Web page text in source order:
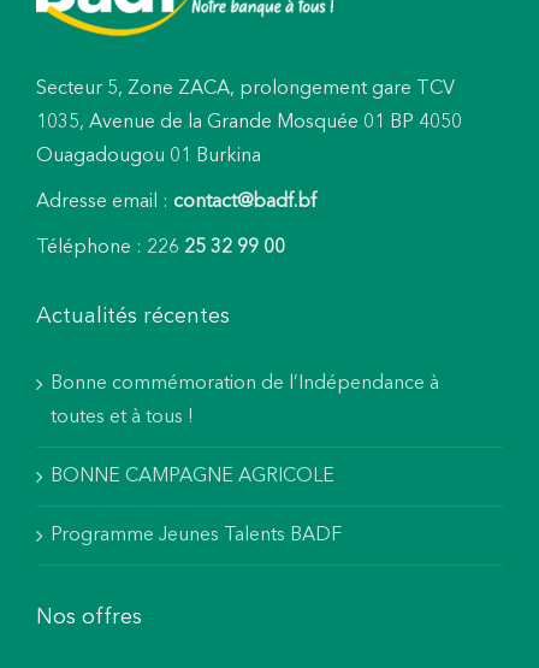
Secteur 5, Zone ZACA, prolongement gare TCV
1035, Avenue de la Grande Mosquée 01 BP 4050
Ouagadougou 01 Burkina
Adresse email : contact@badf.bf
Téléphone : 226 25 32 99 00
Actualités récentes
Bonne commémoration de l’Indépendance à
toutes et à tous !
BONNE CAMPAGNE AGRICOLE
Programme Jeunes Talents BADF
Nos offres